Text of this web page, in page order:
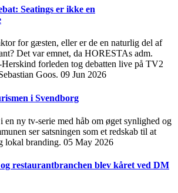
Seatings er ikke en
for gæsten, eller er de en naturlig del af
Det var emnet, da HORESTAs adm.
forleden tog debatten live på TV2
Goos. 09 Jun 2026
i Svendborg
en ny tv-serie med håb om øget synlighed og
ser satsningen som et redskab til at
lokal branding. 05 May 2026
restaurantbranchen blev kåret ved DM